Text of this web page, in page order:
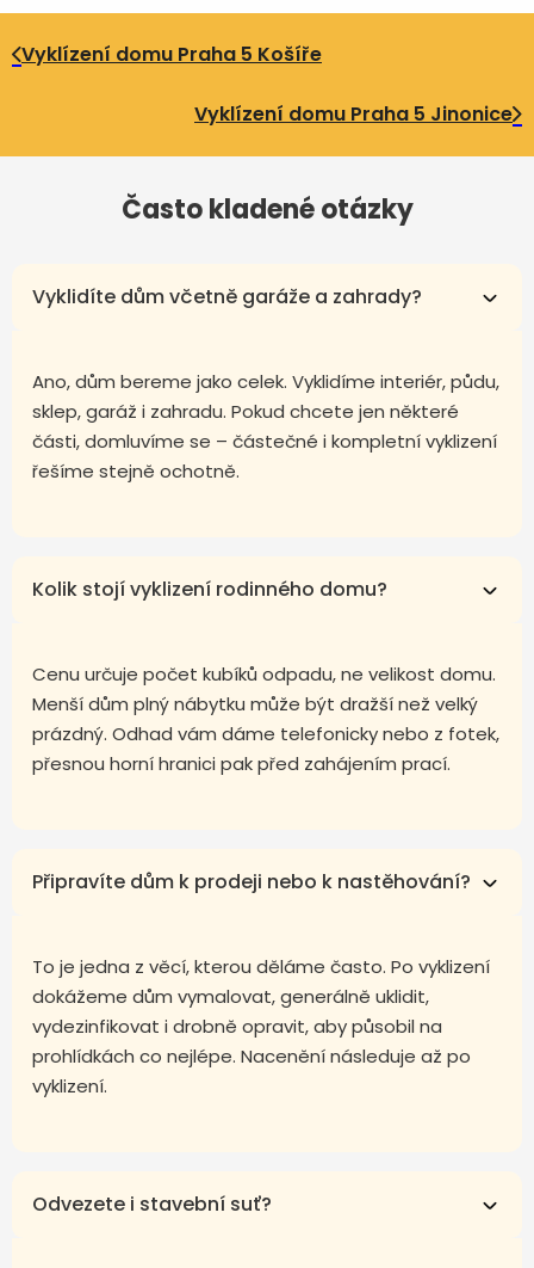
Vyklízení domu Praha 5 Košíře
Vyklízení domu Praha 5 Jinonice
Často kladené otázky
Vyklidíte dům včetně garáže a zahrady?
Ano, dům bereme jako celek. Vyklidíme interiér, půdu,
sklep, garáž i zahradu. Pokud chcete jen některé
části, domluvíme se – částečné i kompletní vyklizení
řešíme stejně ochotně.
Kolik stojí vyklizení rodinného domu?
Cenu určuje počet kubíků odpadu, ne velikost domu.
Menší dům plný nábytku může být dražší než velký
prázdný. Odhad vám dáme telefonicky nebo z fotek,
přesnou horní hranici pak před zahájením prací.
Připravíte dům k prodeji nebo k nastěhování?
To je jedna z věcí, kterou děláme často. Po vyklizení
dokážeme dům vymalovat, generálně uklidit,
vydezinfikovat i drobně opravit, aby působil na
prohlídkách co nejlépe. Nacenění následuje až po
vyklizení.
Odvezete i stavební suť?